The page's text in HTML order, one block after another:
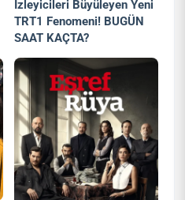
İzleyicileri Büyüleyen Yeni
TRT1 Fenomeni! BUGÜN
SAAT KAÇTA?